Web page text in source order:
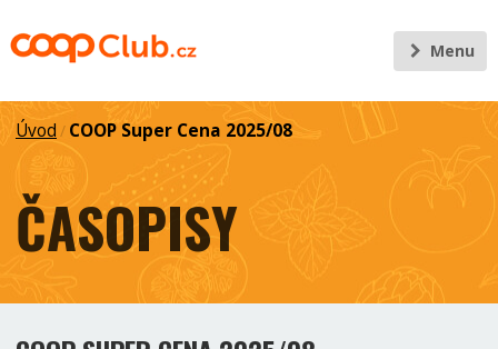
Menu
Úvod / COOP Super Cena 2025/08
ČASOPISY